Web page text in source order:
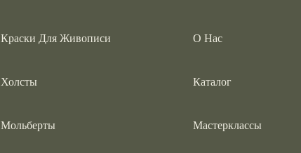
Краски Для Живописи
Холсты
Мольберты
О Нас
Каталог
Мастерклассы